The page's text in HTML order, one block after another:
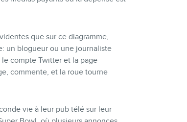
que sur ce diagramme,
un blogueur ou une journaliste
compte Twitter et la page
commente, et la roue tourne
vie à leur pub télé sur leur